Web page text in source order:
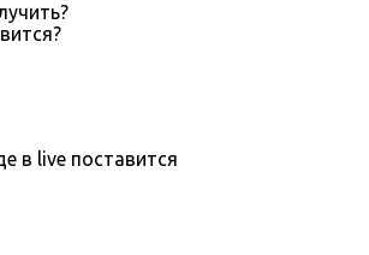
в live поставится